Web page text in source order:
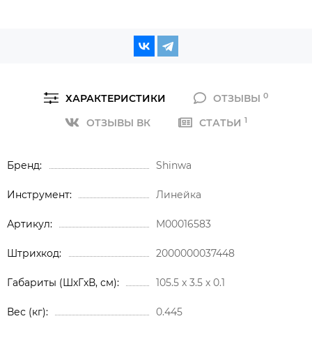
ХАРАКТЕРИСТИКИ ОТЗЫВЫ0
ОТЗЫВЫ ВК СТАТЬИ 1
Бренд Shinwa
Инструмент Линейка
Артикул М00016583
Штрихкод 2000000037448
Габариты (ШxГxВ, см) 105.5 x 3.5 x 0.1
Вес (кг) 0.445